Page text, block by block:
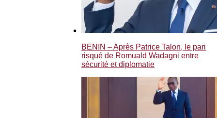
BENIN – Après Patrice Talon, le pari
risqué de Romuald Wadagni entre
sécurité et diplomatie